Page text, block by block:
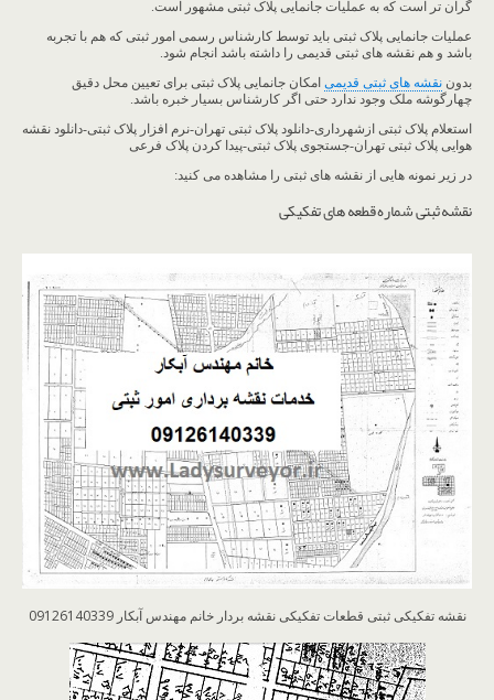
گران تر است که به عملیات جانمایی پلاک ثبتی مشهور است.
عملیات جانمایی پلاک ثبتی باید توسط کارشناس رسمی امور ثبتی که هم با تجربه
باشد و هم نقشه های ثبتی قدیمی را داشته باشد انجام شود.
بدون نقشه های ثبتی قدیمی امکان جانمایی پلاک ثبتی برای تعیین محل دقیق
چهارگوشه ملک وجود ندارد حتی اگر کارشناس بسیار خبره باشد.
استعلام پلاک ثبتی ازشهرداری-دانلود پلاک ثبتی تهران-نرم افزار پلاک ثبتی-دانلود نقشه
هوایی پلاک ثبتی تهران-جستجوی پلاک ثبتی-پیدا کردن پلاک فرعی
در زیر نمونه هایی از نقشه های ثبتی را مشاهده می کنید:
نقشه ثبتی شماره قطعه های تفکیکی
نقشه تفکیکی ثبتی قطعات تفکیکی نقشه بردار خانم مهندس آبکار 09126140339